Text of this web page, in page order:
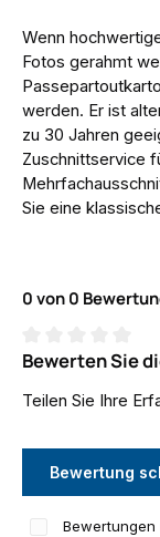
Wenn
Fotos gerahmt
werden. Er ist
zu 30 Jahren
Zuschnittservice
Sie eine
0 von 0
Durchschnittliche
Bewerten Sie
Teilen Sie Ihre
Bewertung